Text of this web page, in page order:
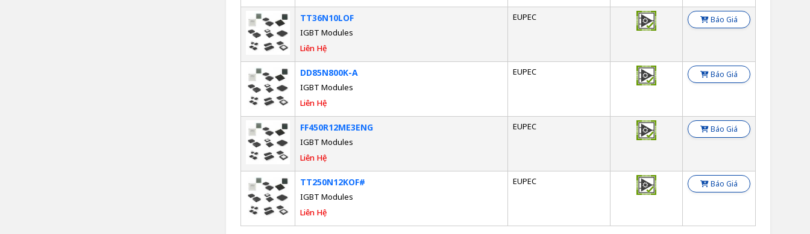
TT36N10LOF
IGBT Modules
Liên Hệ
EUPEC Báo Giá
DD85N800K-A
IGBT Modules
Liên Hệ
EUPEC Báo Giá
FF450R12ME3ENG
IGBT Modules
Liên Hệ
EUPEC Báo Giá
TT250N12KOF#
IGBT Modules
Liên Hệ
EUPEC Báo Giá